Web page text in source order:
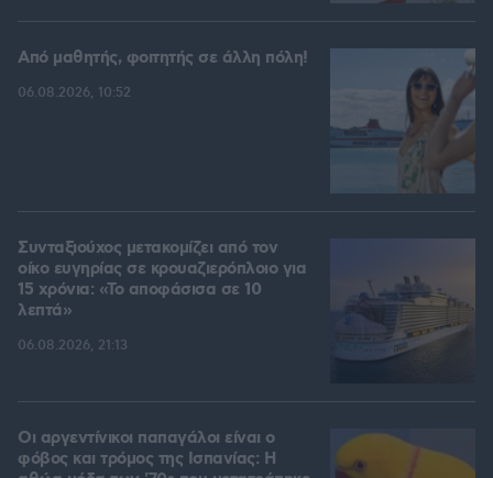
Από μαθητής, φοιτητής σε άλλη πόλη!
06.08.2026, 10:52
Συνταξιούχος μετακομίζει από τον
οίκο ευγηρίας σε κρουαζιερόπλοιο για
15 χρόνια: «Το αποφάσισα σε 10
λεπτά»
06.08.2026, 21:13
Οι αργεντίνικοι παπαγάλοι είναι ο
φόβος και τρόμος της Ισπανίας: Η